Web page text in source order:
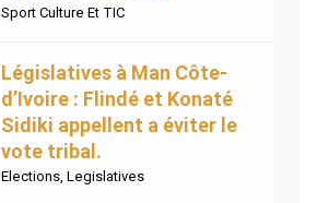
Sport Culture Et TIC
Législatives à Man Côte-
d’Ivoire : Flindé et Konaté
Sidiki appellent a éviter le
vote tribal.
Elections Legislatives